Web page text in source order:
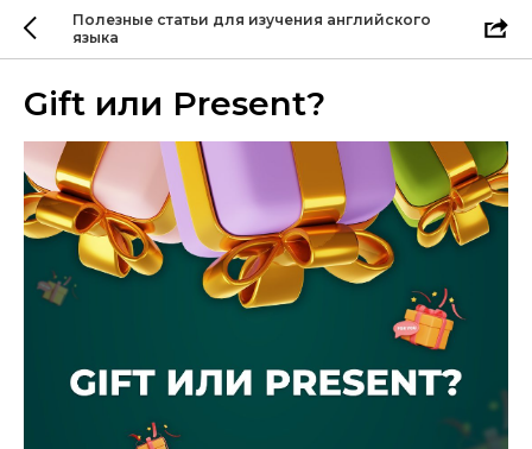
Полезные статьи для изучения английского
языка
Gift или Present?